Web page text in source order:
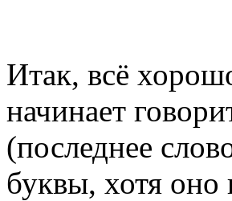
Итак, всё
начинает
(последнее
буквы, хотя оно